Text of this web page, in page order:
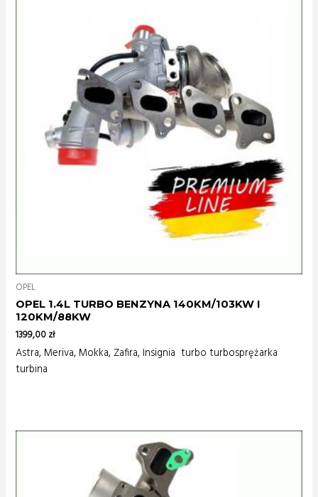
OPEL
OPEL 1.4L TURBO BENZYNA 140KM/103KW I
120KM/88KW
1399,00zł
Astra, Meriva, Mokka, Zafira, Insignia turbo turbosprężarka
turbina